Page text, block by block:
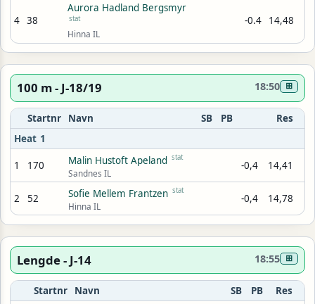
4 38
Aurora Hadland Bergsmyr
stat
Hinna IL
-0.4 14,48
100 m - J-18/19 18:50 ⊞
Startnr Navn SB PB
Res
Heat 1
1 170 Malin Hustoft Apeland stat
Sandnes IL
-0,4 14,41
2 52 Sofie Mellem Frantzen stat
Hinna IL
-0,4 14,78
Lengde - J-14 18:55 ⊞
Startnr Navn SB PB Res